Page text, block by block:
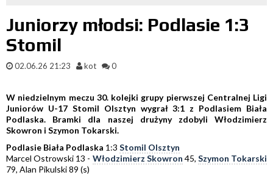
Juniorzy młodsi: Podlasie 1:3
Stomil
02.06.26 21:23 kot 0
W niedzielnym meczu 30. kolejki grupy pierwszej Centralnej Ligi
Juniorów U-17 Stomil Olsztyn wygrał 3:1 z Podlasiem Biała
Podlaska. Bramki dla naszej drużyny zdobyli Włodzimierz
Skowron i Szymon Tokarski.
Podlasie Biała Podlaska 1:3 Stomil Olsztyn
Marcel Ostrowski 13 - Włodzimierz Skowron 45, Szymon Tokarski
79, Alan Pikulski 89 (s)